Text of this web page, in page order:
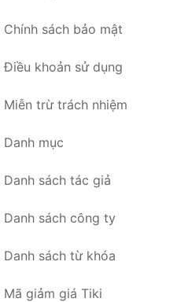
Chính sách bảo mật
Điều khoản sử dụng
Miễn trừ trách nhiệm
Danh mục
Danh sách tác giả
Danh sách công ty
Danh sách từ khóa
Mã giảm giá Tiki